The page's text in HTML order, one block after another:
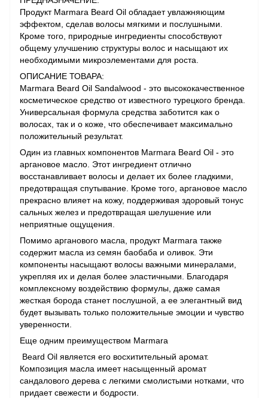
Продукт Marmara Beard Oil обладает увлажняющим
эффектом, сделав волосы мягкими и послушными.
Кроме того, природные ингредиенты способствуют
общему улучшению структуры волос и насыщают их
необходимыми микроэлементами для роста.
ОПИСАНИЕ ТОВАРА:
Marmara Beard Oil Sandalwood - это высококачественное
косметическое средство от известного турецкого бренда.
Универсальная формула средства заботится как о
волосах, так и о коже, что обеспечивает максимально
положительный результат.
Один из главных компонентов Marmara Beard Oil - это
аргановое масло. Этот ингредиент отлично
восстанавливает волосы и делает их более гладкими,
предотвращая спутывание. Кроме того, аргановое масло
прекрасно влияет на кожу, поддерживая здоровый тонус
сальных желез и предотвращая шелушение или
неприятные ощущения.
Помимо арганового масла, продукт Marmara также
содержит масла из семян баобаба и оливок. Эти
компоненты насыщают волосы важными минералами,
укрепляя их и делая более эластичными. Благодаря
комплексному воздействию формулы, даже самая
жесткая борода станет послушной, а ее элегантный вид
будет вызывать только положительные эмоции и чувство
уверенности.
Еще одним преимуществом Marmara
Beard Oil является его восхитительный аромат.
Композиция масла имеет насыщенный аромат
сандалового дерева с легкими смолистыми нотками, что
придает свежести и бодрости.